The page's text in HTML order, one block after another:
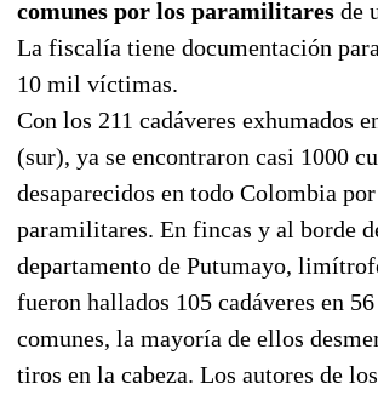
comunes por los paramilitares de
La fiscalía tiene documentación
10 mil víctimas.
Con los 211 cadáveres exhumados
(sur), ya se encontraron casi 1000
desaparecidos en todo Colombia
paramilitares. En fincas y al borde
departamento de Putumayo,
fueron hallados 105 cadáveres en
comunes, la mayoría de ellos
tiros en la cabeza. Los autores de